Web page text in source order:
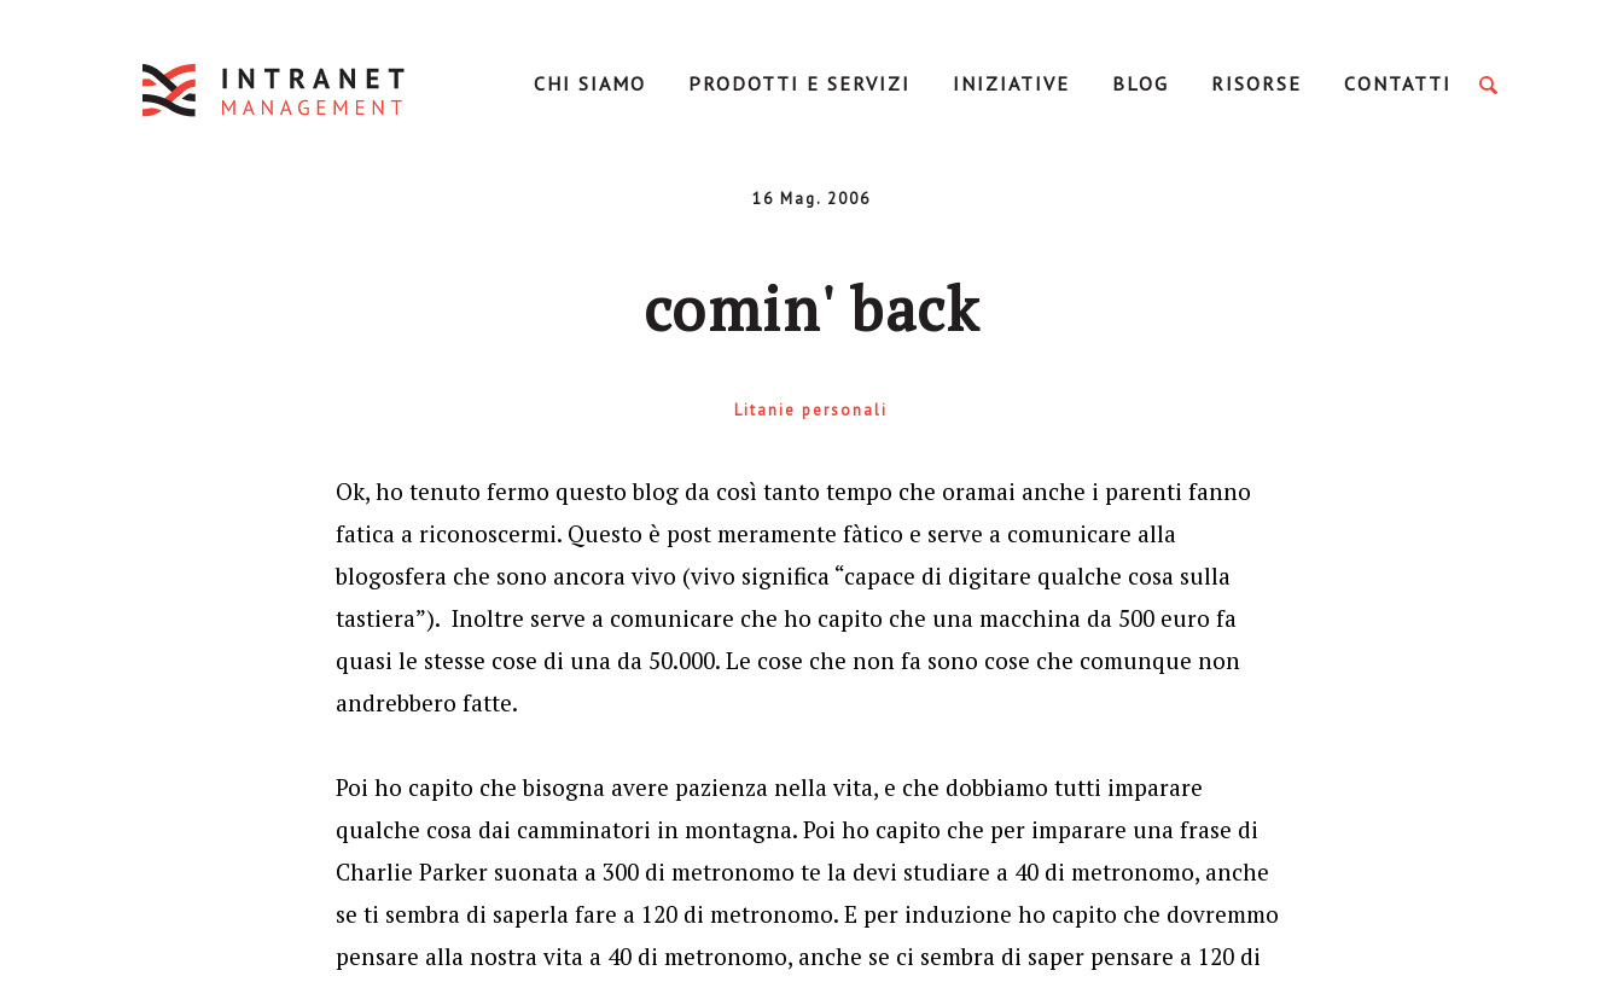
CHI SIAMO PRODOTTI E SERVIZI INIZIATIVE BLOG RISORSE CONTATTI
16 Mag. 2006
comin' back
Litanie personali
Ok, ho tenuto fermo questo blog da così tanto tempo che oramai anche i parenti fanno
fatica a riconoscermi. Questo è post meramente fàtico e serve a comunicare alla
blogosfera che sono ancora vivo (vivo significa “capace di digitare qualche cosa sulla
tastiera”). Inoltre serve a comunicare che ho capito che una macchina da 500 euro fa
quasi le stesse cose di una da 50.000. Le cose che non fa sono cose che comunque non
andrebbero fatte.
Poi ho capito che bisogna avere pazienza nella vita, e che dobbiamo tutti imparare
qualche cosa dai camminatori in montagna. Poi ho capito che per imparare una frase di
Charlie Parker suonata a 300 di metronomo te la devi studiare a 40 di metronomo, anche
se ti sembra di saperla fare a 120 di metronomo. E per induzione ho capito che dovremmo
pensare alla nostra vita a 40 di metronomo, anche se ci sembra di saper pensare a 120 di